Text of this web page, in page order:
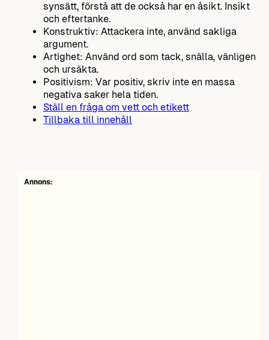
synsätt, förstå att de också har en åsikt. Insikt
och eftertanke.
Konstruktiv: Attackera inte, använd sakliga
argument.
Artighet: Använd ord som tack, snälla, vänligen
och ursäkta.
Positivism: Var positiv, skriv inte en massa
negativa saker hela tiden.
Ställ en fråga om vett och etikett
Tillbaka till innehåll
Annons: